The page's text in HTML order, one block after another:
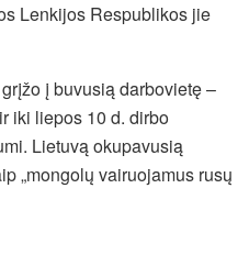
Lenkijos Respublikos jie
į buvusią darbovietę –
iki liepos 10 d. dirbo
Lietuvą okupavusią
„mongolų vairuojamus rusų